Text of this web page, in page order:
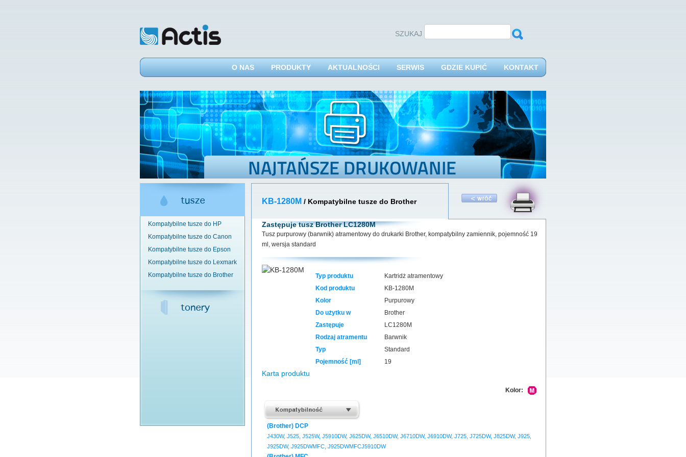
SZUKAJ
KONTAKT
GDZIE KUPIĆ
SERWIS
AKTUALNOŚCI
PRODUKTY
O NAS
Kompatybilne tusze do HP
Kompatybilne tusze do Canon
Kompatybilne tusze do Epson
Kompatybilne tusze do Lexmark
Kompatybilne tusze do Brother
KB-1280M / Kompatybilne tusze do Brother
Zastępuje tusz Brother LC1280M
Tusz purpurowy (barwnik) atramentowy do drukarki Brother, kompatybilny zamiennik, pojemność 19
ml, wersja standard
Typ produktu
Kartridż atramentowy
Kod produktu
KB-1280M
Kolor
Purpurowy
Do użytku w
Brother
Zastępuje
LC1280M
Rodzaj atramentu
Barwnik
Typ
Standard
Pojemność [ml]
19
Karta produktu
Kolor:
(Brother) DCP
J430W, J525, J525W, J5910DW, J625DW, J6510DW, J6710DW, J6910DW, J725, J725DW, J825DW, J925,
J925DW, J925DWMFC, J925DWMFCJ5910DW